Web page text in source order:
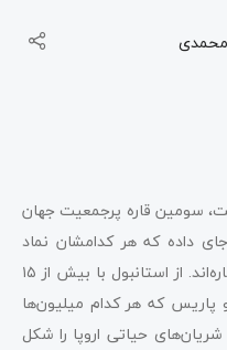
محمدی
نفر جمعیت، سومین قاره پرجمعیت جهان
داده که هر کدامشان نماد
تاریخ، فرهنگ و قدرت اقتصادی این قاره‌اند. از استانبول با بیش از ۱۵
که هر کدام میلیون‌ها
شریان‌های حیاتی اروپا را شکل